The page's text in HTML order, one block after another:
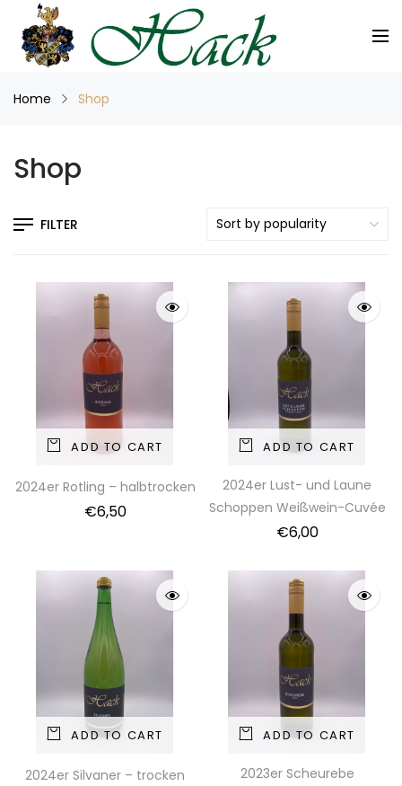
Home Shop
Shop
FILTER
ADD TO CART
2024er Rotling – halbtrocken
€6,50
ADD TO CART
2024er Lust- und Laune
Schoppen Weißwein-Cuvée
€6,00
ADD TO CART
2024er Silvaner – trocken
ADD TO CART
2023er Scheurebe